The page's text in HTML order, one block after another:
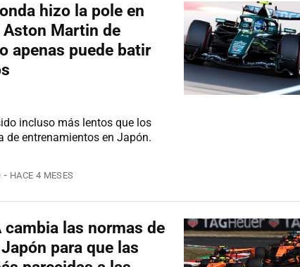
hizo la pole en
Martin de
apenas puede batir
incluso más lentos que los
de entrenamientos en Japón.
HACE 4 MESES
cambia las normas de
para que las